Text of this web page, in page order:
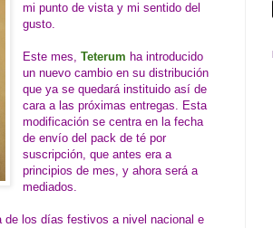
mi punto de vista y mi sentido del
gusto.
Este mes,Teterum ha introducido
un nuevo cambio en su distribución
que ya se quedará instituido así de
cara a las próximas entregas. Esta
modificación se centra en la fecha
de envío del pack de té por
suscripción, que antes era a
principios de mes, y ahora será a
mediados.
de los días festivos a nivel nacional e